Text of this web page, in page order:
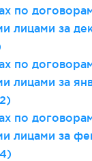
по
лицами за
по
лицами за
по
лицами за